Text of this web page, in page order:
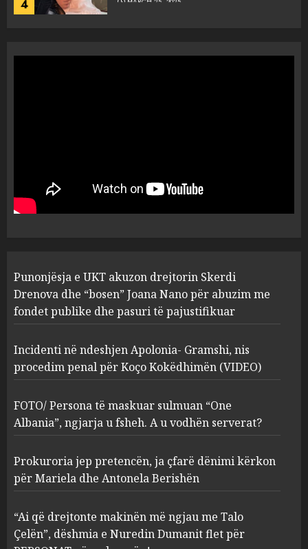
4
1
“bosen” Joana Nano për
abuzim me fondet publike dhe
pasuri të pajustifikuar
2
Apolonia- Gramshi, nis
procedim penal për Koço
Kokëdhimën (VIDEO)
MARCH 27, 2025
3
FOTO/ Persona të maskuar
sulmuan “One Albania”,
ngjarja u fsheh. A u vodhën
serverat?
4
Prokuroria jep pretencën, ja
çfarë dënimi kërkon për
Berishën
MARCH 25, 2025
Punonjësja e UKT akuzon drejtorin Skerdi
Drenova dhe “bosen” Joana Nano për abuzim me
fondet publike dhe pasuri të pajustifikuar
Incidenti në ndeshjen Apolonia- Gramshi, nis
procedim penal për Koço Kokëdhimën (VIDEO)
FOTO/ Persona të maskuar sulmuan “One
Albania”, ngjarja u fsheh. A u vodhën serverat?
Prokuroria jep pretencën, ja çfarë dënimi kërkon
për Mariela dhe Antonela Berishën
“Ai që drejtonte makinën më ngjau me Talo
Çelën”, dëshmia e Nuredin Dumanit flet për